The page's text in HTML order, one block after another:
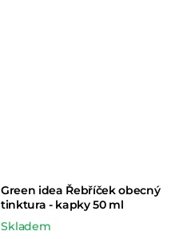
Green idea Řebříček obecný
tinktura - kapky 50 ml
Skladem